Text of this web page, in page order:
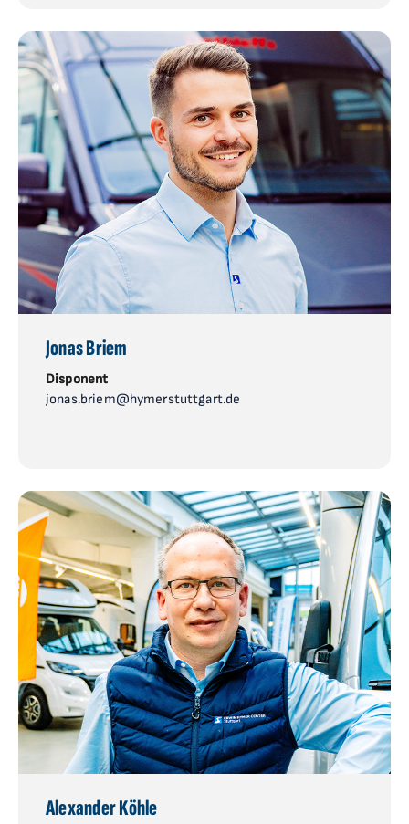
Jonas Briem
Disponent
jonas.briem@hymerstuttgart.de
Alexander Köhle